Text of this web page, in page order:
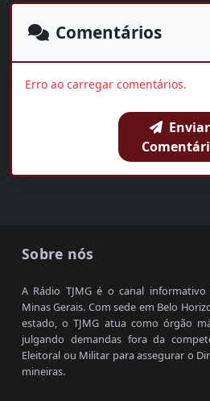
Walkíria Rius
OUVIR
Comentários
Erro ao carregar comentários.
Enviar
Sobre nós
A Rádio TJMG é o canal
Minas Gerais. Com sede em Belo
estado, o TJMG atua como órgão
julgando demandas fora da
Eleitoral ou Militar para assegurar o
mineiras.